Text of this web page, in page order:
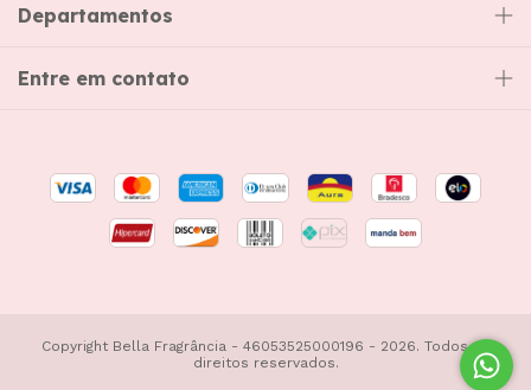
Departamentos
Entre em contato
Copyright Bella Fragrância - 46053525000196 - 2026. Todos os
direitos reservados.